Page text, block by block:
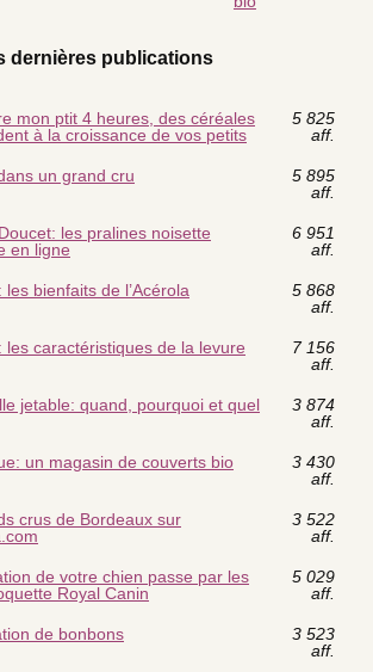
dernières publications
mon ptit 4 heures, des céréales
à la croissance de vos petits
5 825
aff.
un grand cru
5 895
aff.
les pralines noisette
en ligne
6 951
aff.
les bienfaits de l’Acérola
5 868
aff.
les caractéristiques de la levure
7 156
aff.
jetable: quand, pourquoi et quel
3 874
aff.
un magasin de couverts bio
3 430
aff.
crus de Bordeaux sur
3 522
aff.
de votre chien passe par les
Royal Canin
5 029
aff.
de bonbons
3 523
aff.